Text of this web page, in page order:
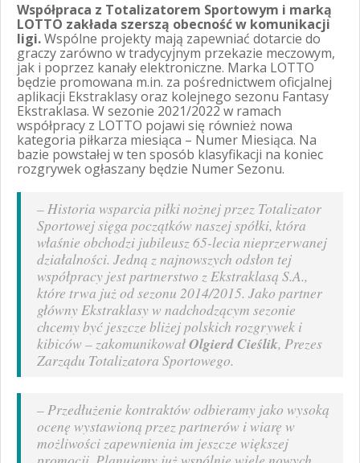
Współpraca z Totalizatorem Sportowym i marką
LOTTO zakłada szerszą obecność w komunikacji
ligi.Wspólne projekty mają zapewniać dotarcie do
graczy zarówno w tradycyjnym przekazie meczowym,
jak i poprzez kanały elektroniczne. Marka LOTTO
będzie promowana m.in. za pośrednictwem oficjalnej
aplikacji Ekstraklasy oraz kolejnego sezonu Fantasy
Ekstraklasa. W sezonie 2021/2022 w ramach
współpracy z LOTTO pojawi się również nowa
kategoria piłkarza miesiąca – Numer Miesiąca. Na
bazie powstałej w ten sposób klasyfikacji na koniec
rozgrywek ogłaszany będzie Numer Sezonu.
–Historia wsparcia piłki nożnej przez Totalizator
Sportowej sięga początków naszej spółki, która
właśnie obchodzi jubileusz 65-lecia nieprzerwanej
działalności. Jedną z najnowszych odsłon tej
współpracy jest partnerstwo z Ekstraklasą S.A.,
które trwa już od sezonu 2014/2015. Jako partner
główny Ekstraklasy w nadchodzącym sezonie
chcemy być jeszcze bliżej polskich rozgrywek i
kibiców – zakomunikowałOlgierd Cieślik, Prezes
Zarządu Totalizatora Sportowego.
–Przedłużenie kontraktów odbieramy jako wysoką
ocenę wystawioną przez partnerów i wiarę w
możliwości zapewnienia im jeszcze większej